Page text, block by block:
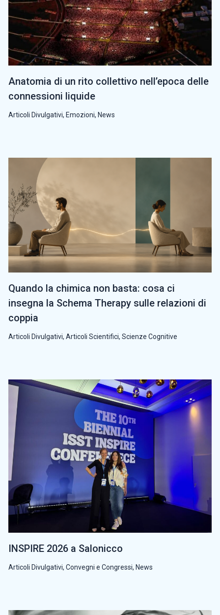
Anatomia di un rito collettivo nell’epoca delle
connessioni liquide
Articoli Divulgativi, Emozioni, News
Quando la chimica non basta: cosa ci
insegna la Schema Therapy sulle relazioni di
coppia
Articoli Divulgativi, Articoli Scientifici, Scienze Cognitive
INSPIRE 2026 a Salonicco
Articoli Divulgativi, Convegni e Congressi, News